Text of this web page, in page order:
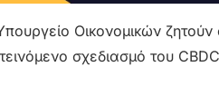
Οικονομικών
σχεδιασμό του